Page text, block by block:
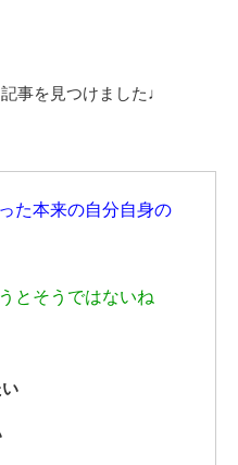
事を見つけました♩
た本来の自分自身の
とそうではないね